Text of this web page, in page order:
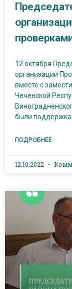
12 октября
организации
вместе с
Чеченской
были поддержка
ПОДРОБНЕЕ
12.10.2022